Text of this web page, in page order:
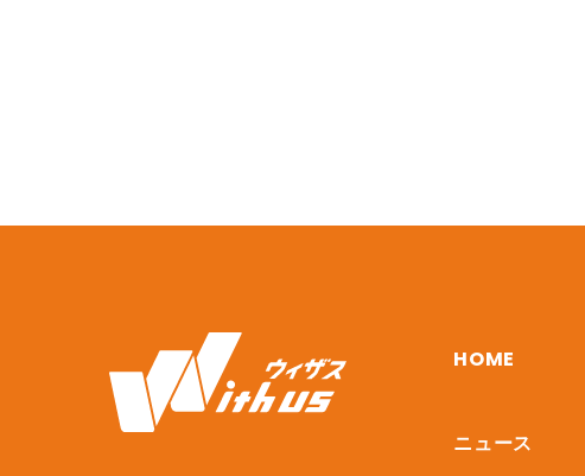
HOME
ニュース